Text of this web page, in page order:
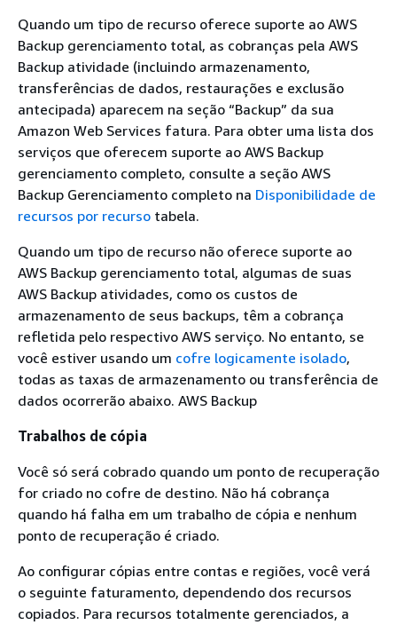
Quando um tipo de recurso oferece suporte ao AWS
Backup gerenciamento total, as cobranças pela AWS
Backup atividade (incluindo armazenamento,
transferências de dados, restaurações e exclusão
antecipada) aparecem na seção “Backup” da sua
Amazon Web Services fatura. Para obter uma lista dos
serviços que oferecem suporte ao AWS Backup
gerenciamento completo, consulte a seção AWS
Backup Gerenciamento completo na Disponibilidade de
recursos por recurso tabela.
Quando um tipo de recurso não oferece suporte ao
AWS Backup gerenciamento total, algumas de suas
AWS Backup atividades, como os custos de
armazenamento de seus backups, têm a cobrança
refletida pelo respectivo AWS serviço. No entanto, se
você estiver usando um cofre logicamente isolado,
todas as taxas de armazenamento ou transferência de
dados ocorrerão abaixo. AWS Backup
Trabalhos de cópia
Você só será cobrado quando um ponto de recuperação
for criado no cofre de destino. Não há cobrança
quando há falha em um trabalho de cópia e nenhum
ponto de recuperação é criado.
Ao configurar cópias entre contas e regiões, você verá
o seguinte faturamento, dependendo dos recursos
copiados. Para recursos totalmente gerenciados, a